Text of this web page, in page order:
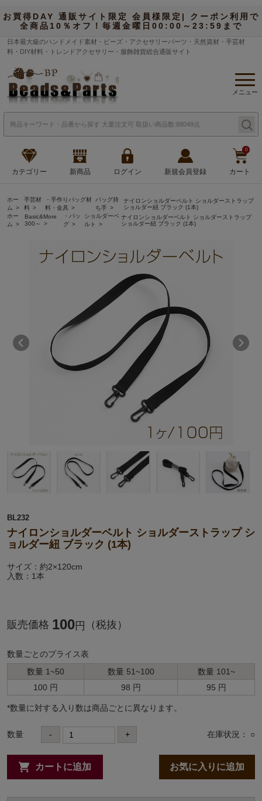
お買得DAY 通販サイト限定 会員様限定| クーポン利用で
全商品10％オフ！毎週金曜日00:00～23:59まで
日本最大級のハンドメイド素材・ビーズ・アクセサリーパーツ・天然資材・手芸材
料・DIY材料・トレンドアクセサリー・服飾雑貨総合通販サイト
メニュー
カテゴリー 新商品 ログイン 新規会員登録
0
カート
ホー
ム
手芸材
料
・手作りバッグ材
料・金具
バッグ持
ち手
ナイロンショルダーベルト ショルダーストラップ
ショルダー紐 ブラック (1本)
ホー
ム
Basic&More
300～
・バッ
グ
ショルダーベ
ルト
ナイロンショルダーベルト ショルダーストラップ
ショルダー紐 ブラック (1本)
BL232
ナイロンショルダーベルト ショルダーストラップ シ
ョルダー紐 ブラック (1本)
サイズ：約2×120cm
入数：1本
販売価格 100円 （税抜）
数量ごとのプライス表
数量 1~50
数量 51~100
数量 101~
100 円
98 円 95 円
*数量に対する⼊り数は商品ごとに異なります。
数量 - + 在庫状況： ○
カートに追加 お気に入りに追加